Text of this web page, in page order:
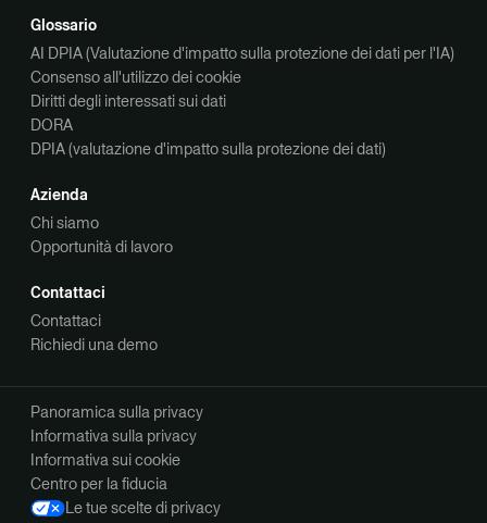
Glossario
AI DPIA (Valutazione d'impatto sulla protezione dei dati per l'IA)
Consenso all'utilizzo dei cookie
Diritti degli interessati sui dati
DORA
DPIA (valutazione d'impatto sulla protezione dei dati)
Azienda
Chi siamo
Opportunità di lavoro
Contattaci
Contattaci
Richiedi una demo
Panoramica sulla privacy
Informativa sulla privacy
Informativa sui cookie
Centro per la fiducia
Le tue scelte di privacy